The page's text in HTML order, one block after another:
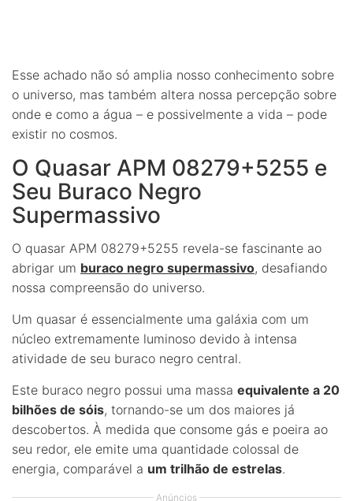
Esse achado não só amplia nosso conhecimento sobre
o universo, mas também altera nossa percepção sobre
onde e como a água – e possivelmente a vida – pode
existir no cosmos.
O Quasar APM 08279+5255 e
Seu Buraco Negro
Supermassivo
O quasar APM 08279+5255 revela-se fascinante ao
abrigar um buraco negro supermassivo, desafiando
nossa compreensão do universo.
Um quasar é essencialmente uma galáxia com um
núcleo extremamente luminoso devido à intensa
atividade de seu buraco negro central.
Este buraco negro possui uma massa equivalente a 20
bilhões de sóis, tornando-se um dos maiores já
descobertos. À medida que consome gás e poeira ao
seu redor, ele emite uma quantidade colossal de
energia, comparável a um trilhão de estrelas.
Anúncios